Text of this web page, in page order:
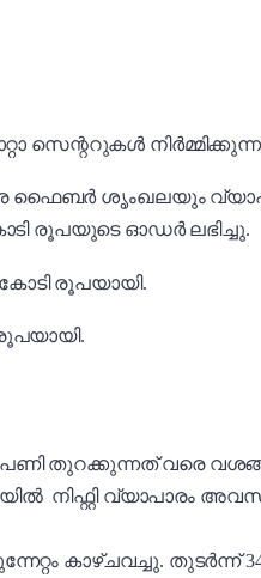
സെന്ററുകൾ
ഫൈബർ ശൃംഖലയും
രൂപയുടെ ഓഡർ ലഭിച്ചു.
രൂപയായി.
തുറക്കുന്നത് വരെ
നിഫ്റ്റി വ്യാപാരം
കാഴ്ചവച്ചു. തുടർന്ന്